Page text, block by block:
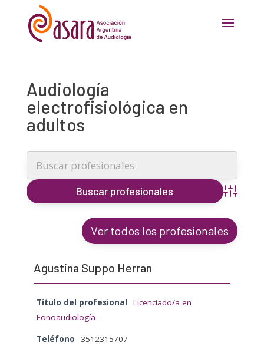
Audiología
electrofisiológica en
adultos
Ver todos los profesionales
Agustina Suppo Herran
Título del profesional
Licenciado/a en
Fonoaudiología
Teléfono 3512315707